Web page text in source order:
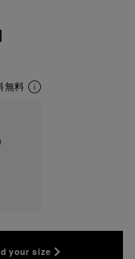
無料
your size